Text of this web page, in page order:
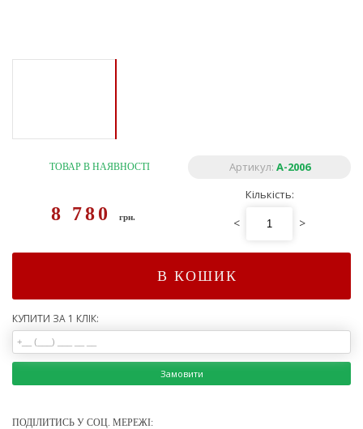
ТОВАР В НАЯВНОСТІ Артикул: A-2006
8 780грн.
Кількість:
< >
В КОШИК
КУПИТИ ЗА 1 КЛІК:
Замовити
ПОДІЛИТИСЬ У СОЦ. МЕРЕЖІ: